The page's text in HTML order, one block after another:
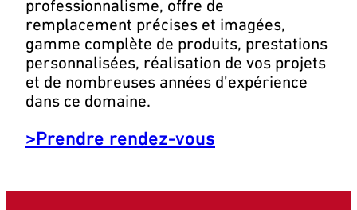
professionnalisme, offre de
remplacement précises et imagées,
gamme complète de produits, prestations
personnalisées, réalisation de vos projets
et de nombreuses années d’expérience
dans ce domaine.
>Prendre rendez-vous